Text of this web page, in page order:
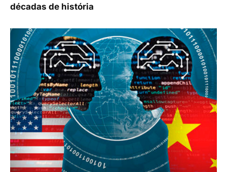
décadas de história